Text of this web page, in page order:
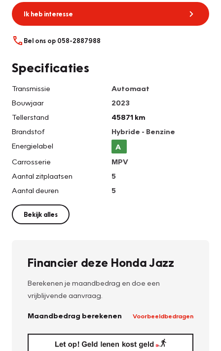
Ik heb interesse
Bel ons op 058-2887988
Specificaties
Transmissie
Automaat
Bouwjaar
2023
Tellerstand
45871 km
Brandstof
Hybride - Benzine
Energielabel
A
Carrosserie
MPV
Aantal zitplaatsen
5
Aantal deuren
5
Bekijk alles
Financier deze Honda Jazz
Berekenen je maandbedrag en doe een
vrijblijvende aanvraag.
Maandbedrag berekenen Voorbeeldbedragen